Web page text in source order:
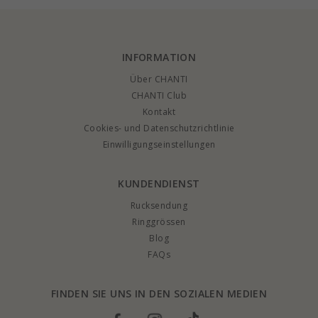
INFORMATION
Über CHANTI
CHANTI Club
Kontakt
Cookies- und Datenschutzrichtlinie
Einwilligungseinstellungen
KUNDENDIENST
Rucksendung
Ringgrössen
Blog
FAQs
FINDEN SIE UNS IN DEN SOZIALEN MEDIEN